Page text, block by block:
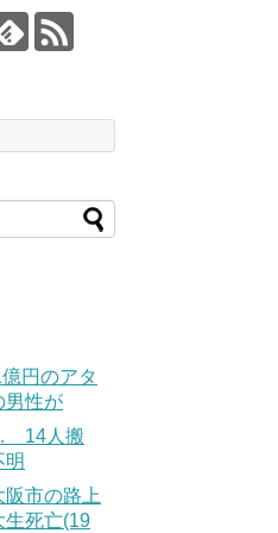
円のアタ
男性が
14人搬
市の路上
生死亡(19